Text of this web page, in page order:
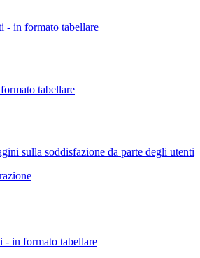
- in formato tabellare
tabellare
sulla soddisfazione da parte degli utenti
- in formato tabellare